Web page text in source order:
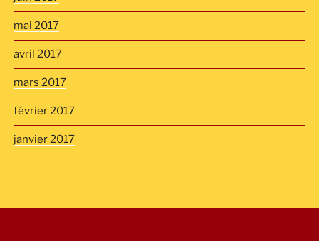
mai 2017
avril 2017
mars 2017
février 2017
janvier 2017